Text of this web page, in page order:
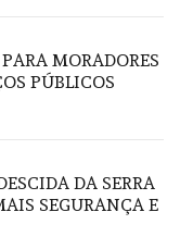
MORADORES
PÚBLICOS
DA SERRA
SEGURANÇA E